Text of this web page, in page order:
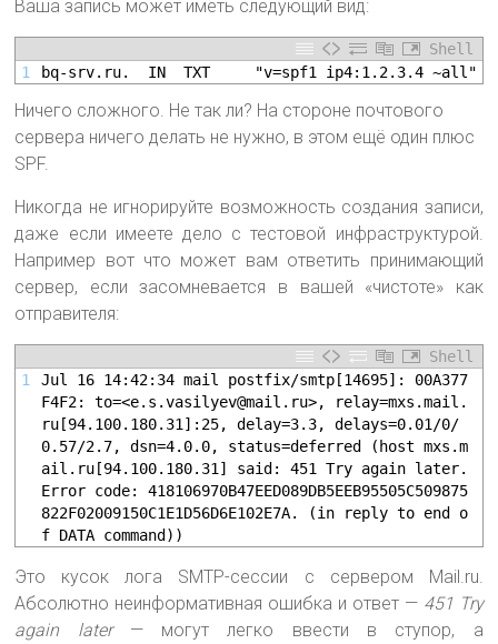
Ваша запись может иметь следующий вид:
Shell
1
bq-srv.ru.	IN	TXT		"v=spf1 ip4:1.2.3.4 ~all"
Ничего сложного. Не так ли? На стороне почтового
сервера ничего делать не нужно, в этом ещё один плюс
SPF.
Никогда не игнорируйте возможность создания записи,
даже если имеете дело с тестовой инфраструктурой.
Например вот что может вам ответить принимающий
сервер, если засомневается в вашей «чистоте» как
отправителя:
Shell
1
Jul 16 14:42:34 mail postfix/smtp[14695]: 00A377
F4F2: to=<e.s.vasilyev@mail.ru>, relay=mxs.mail.
ru[94.100.180.31]:25, delay=3.3, delays=0.01/0/
0.57/2.7, dsn=4.0.0, status=deferred (host mxs.m
ail.ru[94.100.180.31] said: 451 Try again later.
Error code: 418106970B47EED089DB5EEB95505C509875
822F02009150C1E1D56D6E102E7A. (in reply to end o
f DATA command))
Это кусок лога SMTP-сессии с сервером Mail.ru.
Абсолютно неинформативная ошибка и ответ — 451 Try
again later— могут легко ввести в ступор, а